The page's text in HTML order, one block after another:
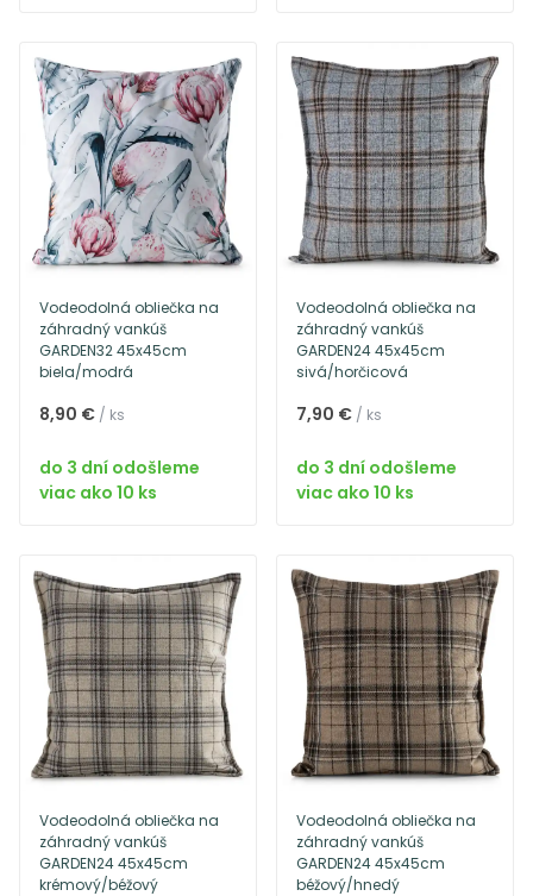
Vodeodolná obliečka na
záhradný vankúš
GARDEN32 45x45cm
biela/modrá
8,90 € / ks
do 3 dní odošleme
viac ako 10 ks
Vodeodolná obliečka na
záhradný vankúš
GARDEN24 45x45cm
sivá/horčicová
7,90 € / ks
do 3 dní odošleme
viac ako 10 ks
Vodeodolná obliečka na
záhradný vankúš
GARDEN24 45x45cm
krémový/béžový
Vodeodolná obliečka na
záhradný vankúš
GARDEN24 45x45cm
béžový/hnedý